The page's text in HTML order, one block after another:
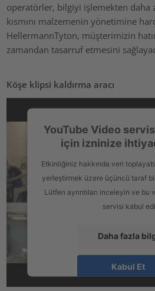
operatörler, bilgiyi işlemekten daha
kısmını malzemenin yönetimine
HellermannTyton, müşterimizin
zamandan tasarruf etmesini
Köşe klipsi kaldırma aracı
YouTube Video
için izninize
Etkinliğiniz hakkında veri
yerleştirmek üzere üçüncü taraf
Lütfen ayrıntıları inceleyin ve
servisi kabul
Daha fazla
Kabul Et
powered byUsercentrics Consent